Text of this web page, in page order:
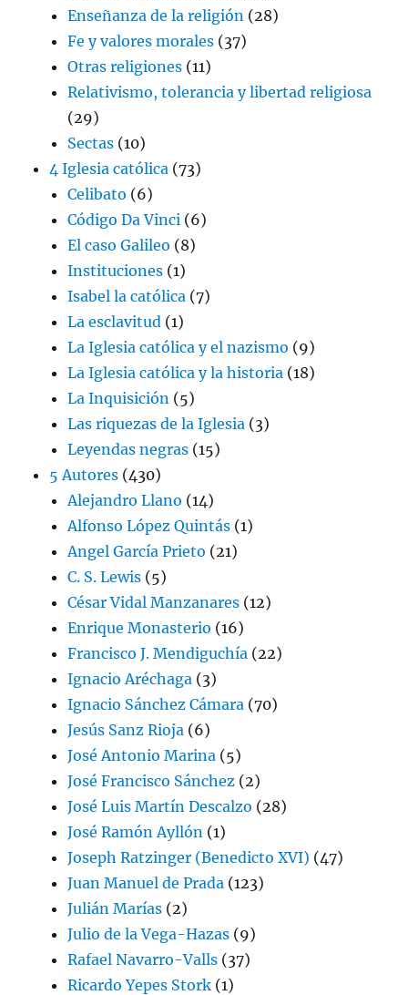
Enseñanza de la religión (28)
Fe y valores morales (37)
Otras religiones (11)
Relativismo, tolerancia y libertad religiosa
(29)
Sectas (10)
4 Iglesia católica (73)
Celibato (6)
Código Da Vinci (6)
El caso Galileo (8)
Instituciones (1)
Isabel la católica (7)
La esclavitud (1)
La Iglesia católica y el nazismo (9)
La Iglesia católica y la historia (18)
La Inquisición (5)
Las riquezas de la Iglesia (3)
Leyendas negras (15)
5 Autores (430)
Alejandro Llano (14)
Alfonso López Quintás (1)
Angel García Prieto (21)
C. S. Lewis (5)
César Vidal Manzanares (12)
Enrique Monasterio (16)
Francisco J. Mendiguchía (22)
Ignacio Aréchaga (3)
Ignacio Sánchez Cámara (70)
Jesús Sanz Rioja (6)
José Antonio Marina (5)
José Francisco Sánchez (2)
José Luis Martín Descalzo (28)
José Ramón Ayllón (1)
Joseph Ratzinger (Benedicto XVI) (47)
Juan Manuel de Prada (123)
Julián Marías (2)
Julio de la Vega-Hazas (9)
Rafael Navarro-Valls (37)
Ricardo Yepes Stork (1)